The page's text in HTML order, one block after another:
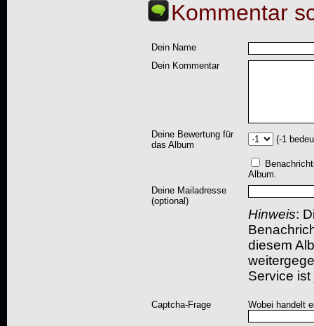
Kommentar
Dein Name
Dein Kommentar
Deine Bewertung für
das Album
(-1
Album.
Deine Mailadresse
(optional)
Hinweis:
diesem
Service
Captcha-Frage Wobei handelt